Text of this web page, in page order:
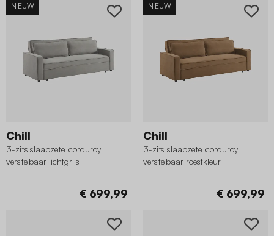
NIEUW
Chill
3-zits slaapzetel corduroy
verstelbaar lichtgrijs
€ 699,99
NIEUW
Chill
3-zits slaapzetel corduroy
verstelbaar roestkleur
€ 699,99